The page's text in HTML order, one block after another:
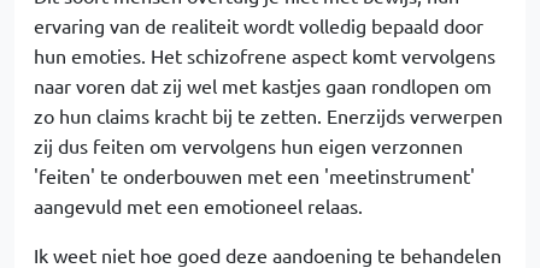
ervaring van de realiteit wordt volledig bepaald door
hun emoties. Het schizofrene aspect komt vervolgens
naar voren dat zij wel met kastjes gaan rondlopen om
zo hun claims kracht bij te zetten. Enerzijds verwerpen
zij dus feiten om vervolgens hun eigen verzonnen
'feiten' te onderbouwen met een 'meetinstrument'
aangevuld met een emotioneel relaas.
Ik weet niet hoe goed deze aandoening te behandelen